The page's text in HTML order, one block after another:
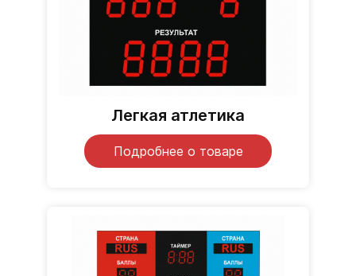
Легкая атлетика
Подробнее о товаре